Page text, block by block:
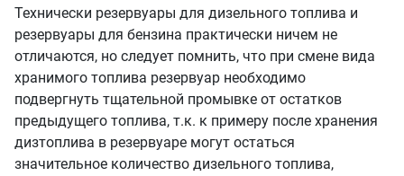
Технически резервуары для дизельного топлива и
резервуары для бензина практически ничем не
отличаются, но следует помнить, что при смене вида
хранимого топлива резервуар необходимо
подвергнуть тщательной промывке от остатков
предыдущего топлива, т.к. к примеру после хранения
дизтоплива в резервуаре могут остаться
значительное количество дизельного топлива,